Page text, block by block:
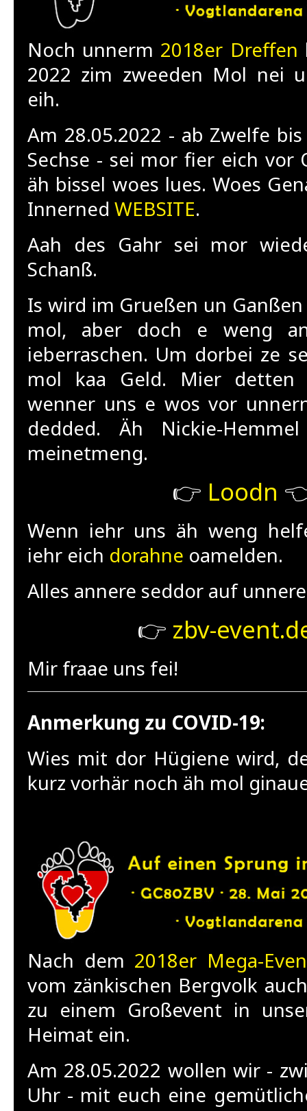
Noch unnerm 2018er Dreffen
2022 zim zweeden Mol nei
eih.
Am 28.05.2022 - ab Zwelfe
Sechse - sei mor fier eich vor
äh bissel woes lues. Woes
Innerned WEBSITE.
Aah des Gahr sei mor
Schanß.
Is wird im Grueßen un
mol, aber doch e weng
ieberraschen. Um dorbei ze
mol kaa Geld. Mier detten
wenner uns e wos vor
dedded. Äh Nickie-
meinetmeng.
👉 Loodn
Wenn iehr uns äh weng
iehr eich dorahne oamelden.
Alles annere seddor auf
👉 zbv-
Mir fraae uns fei!
Anmerkung zu COVID-19:
Wies mit dor Hügiene wird,
kurz vorhär noch äh mol
Nach dem 2018er Mega-
vom zänkischen Bergvolk
zu einem Großevent in
Heimat ein.
Am 28.05.2022 wollen wir -
Uhr - mit euch eine